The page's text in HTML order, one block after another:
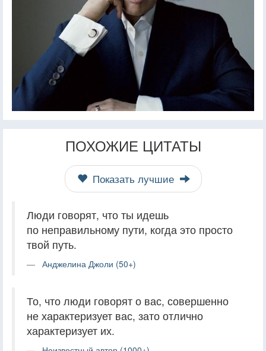
ПОХОЖИЕ ЦИТАТЫ
Показать лучшие
Люди говорят, что ты идешь
по неправильному пути, когда это просто
твой путь.
Анджелина Джоли (50+)
То, что люди говорят о вас, совершенно
не характеризует вас, зато отлично
характеризует их.